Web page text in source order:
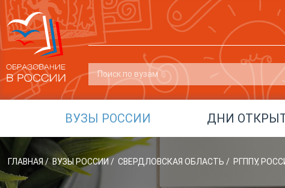
ВУЗЫ РОССИИ ДНИ
ГЛАВНАЯ/ ВУЗЫ РОССИИ / СВЕРДЛОВСКАЯ ОБЛАСТЬ / РГППУ,